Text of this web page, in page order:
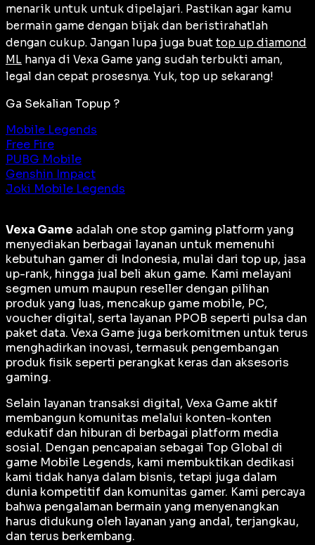
menarik untuk untuk dipelajari. Pastikan agar kamu
bermain game dengan bijak dan beristirahatlah
dengan cukup. Jangan lupa juga buat top up diamond
ML hanya di Vexa Game yang sudah terbukti aman,
legal dan cepat prosesnya. Yuk, top up sekarang!
Ga Sekalian Topup ?
Mobile Legends
Free Fire
PUBG Mobile
Genshin Impact
Joki Mobile Legends
Vexa Game adalah one stop gaming platform yang
menyediakan berbagai layanan untuk memenuhi
kebutuhan gamer di Indonesia, mulai dari top up, jasa
up-rank, hingga jual beli akun game. Kami melayani
segmen umum maupun reseller dengan pilihan
produk yang luas, mencakup game mobile, PC,
voucher digital, serta layanan PPOB seperti pulsa dan
paket data. Vexa Game juga berkomitmen untuk terus
menghadirkan inovasi, termasuk pengembangan
produk fisik seperti perangkat keras dan aksesoris
gaming.
Selain layanan transaksi digital, Vexa Game aktif
membangun komunitas melalui konten-konten
edukatif dan hiburan di berbagai platform media
sosial. Dengan pencapaian sebagai Top Global di
game Mobile Legends, kami membuktikan dedikasi
kami tidak hanya dalam bisnis, tetapi juga dalam
dunia kompetitif dan komunitas gamer. Kami percaya
bahwa pengalaman bermain yang menyenangkan
harus didukung oleh layanan yang andal, terjangkau,
dan terus berkembang.